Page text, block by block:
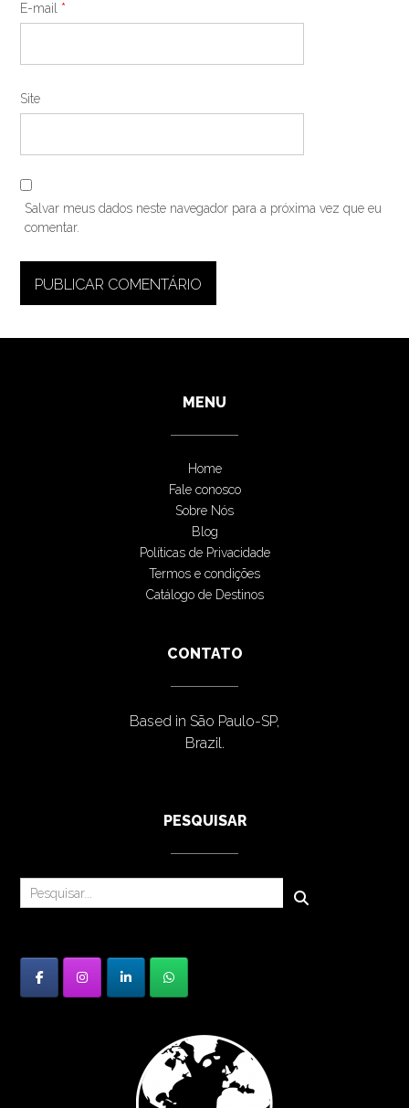
E-mail *
Site
Salvar meus dados neste navegador para a próxima vez que eu
comentar.
MENU
Home
Fale conosco
Sobre Nós
Blog
Políticas de Privacidade
Termos e condições
Catálogo de Destinos
CONTATO
Based in São Paulo-SP,
Brazil.
PESQUISAR